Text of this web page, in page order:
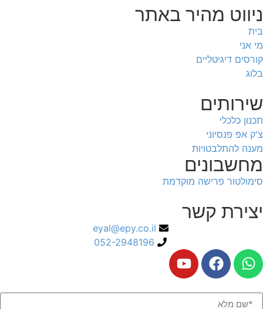
ניווט מהיר באתר
בית
מי אני
קורסים דיגיטליים
בלוג
שירותים
תכנון כלכלי
צ'ק אפ פנסיוני
מענה להתלבטויות
מחשבונים
סימולטור פרישה מוקדמת
יצירת קשר
eyal@epy.co.il
052-2948196